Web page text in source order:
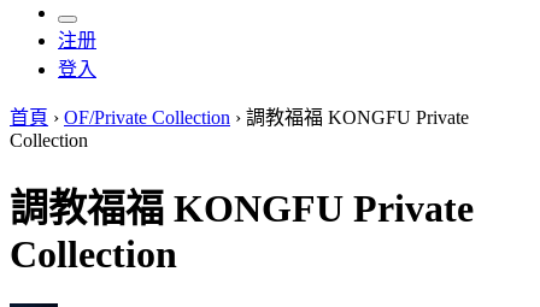
注册
登入
首頁 › OF/Private Collection › 調教福福 KONGFU Private
Collection
調教福福 KONGFU Private
Collection